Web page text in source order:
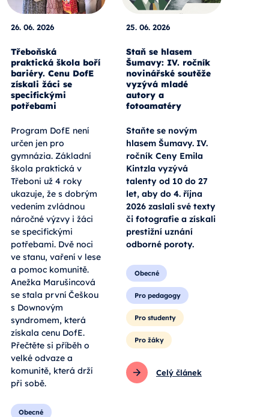
26. 06. 2026
Třeboňská
praktická škola boří
bariéry. Cenu DofE
získali žáci se
specifickými
potřebami
Program DofE není
určen jen pro
gymnázia. Základní
škola praktická v
Třeboni už 4 roky
ukazuje, že s dobrým
vedením zvládnou
náročné výzvy i žáci
se specifickými
potřebami. Dvě noci
ve stanu, vaření v lese
a pomoc komunitě.
Anežka Marušincová
se stala první Češkou
s Downovým
syndromem, která
získala cenu DofE.
Přečtěte si příběh o
velké odvaze a
komunitě, která drží
při sobě.
Obecné
25. 06. 2026
Staň se hlasem
Šumavy: IV. ročník
novinářské soutěže
vyzývá mladé
autory a
fotoamatéry
Staňte se novým
hlasem Šumavy. IV.
ročník Ceny Emila
Kintzla vyzývá
talenty od 10 do 27
let, aby do 4. října
2026 zaslali své texty
či fotografie a získali
prestižní uznání
odborné poroty.
Obecné
Pro pedagogy
Pro studenty
Pro žáky
Celý článek